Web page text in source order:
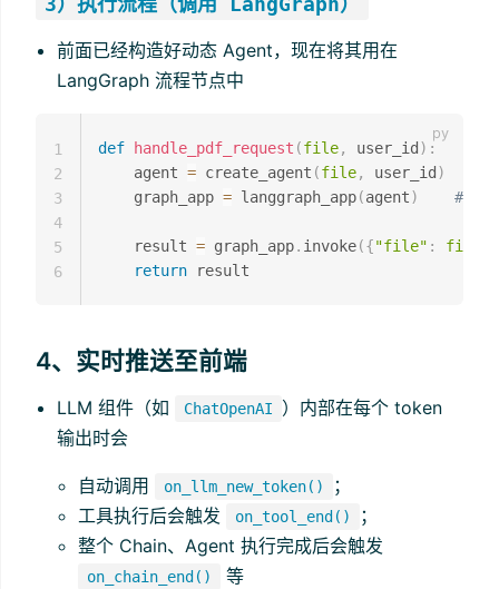
前面已经构造好动态 Agent，现在将其用在
LangGraph 流程节点中
def handle_pdf_request (file, user_id ) :
    agent
= create_agent (file, user_id )
    graph_app
= langgraph_app(agent) # 构
    result
= graph_app. invoke({"file" : file
return
1
2
3
4
5
6
4、实时推送至前端
LLM 组件（如 ChatOpenAI
）内部在每个 token
输出时会
自动调用 on_llm_new_token()
；
工具执行后会触发
on_tool_end()
；
整个 Chain、Agent 执行完成后会触发
on_chain_end() 等